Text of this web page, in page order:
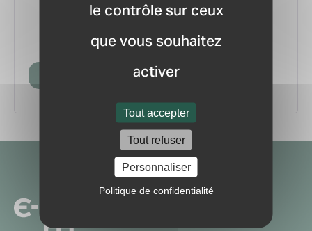
le contrôle sur ceux
que vous souhaitez
activer
Tout accepter
Tout refuser
Personnaliser
Politique de confidentialité
pour ne manquer aucune
information ou nouveauté du marché.
Créer mon compte